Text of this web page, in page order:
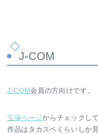
J-COM
J-COM会員の方向けです。
宝塚ページからチェックし
作品はタカスペくらいしか